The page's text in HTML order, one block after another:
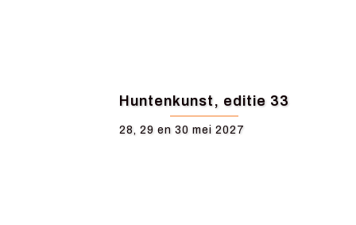
Huntenkunst, editie 33
28, 29 en 30 mei 2027